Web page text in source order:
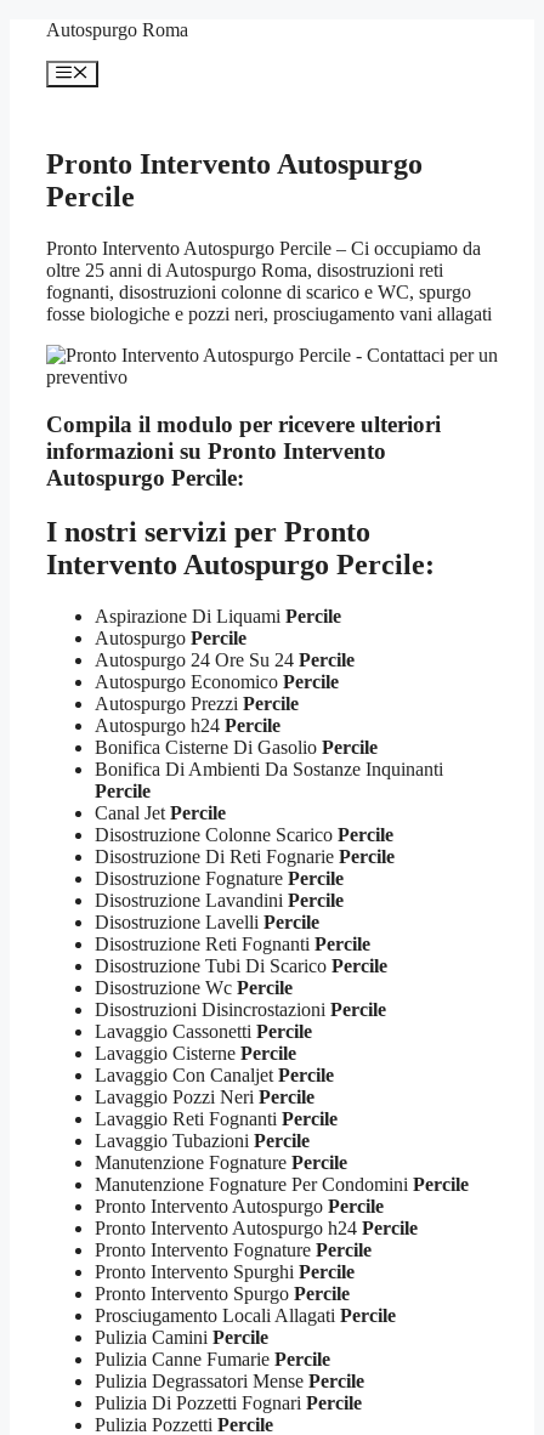
contenuto
Autospurgo Roma
Menu
Pronto Intervento Autospurgo
Percile
Pronto Intervento Autospurgo Percile – Ci occupiamo da
oltre 25 anni di Autospurgo Roma, disostruzioni reti
fognanti, disostruzioni colonne di scarico e WC, spurgo
fosse biologiche e pozzi neri, prosciugamento vani allagati
Compila il modulo per ricevere ulteriori
informazioni su Pronto Intervento
Autospurgo Percile:
I nostri servizi per Pronto
Intervento Autospurgo Percile:
Aspirazione Di Liquami Percile
Autospurgo Percile
Autospurgo 24 Ore Su 24 Percile
Autospurgo Economico Percile
Autospurgo Prezzi Percile
Autospurgo h24 Percile
Bonifica Cisterne Di Gasolio Percile
Bonifica Di Ambienti Da Sostanze Inquinanti
Percile
Canal Jet Percile
Disostruzione Colonne Scarico Percile
Disostruzione Di Reti Fognarie Percile
Disostruzione Fognature Percile
Disostruzione Lavandini Percile
Disostruzione Lavelli Percile
Disostruzione Reti Fognanti Percile
Disostruzione Tubi Di Scarico Percile
Disostruzione Wc Percile
Disostruzioni Disincrostazioni Percile
Lavaggio Cassonetti Percile
Lavaggio Cisterne Percile
Lavaggio Con Canaljet Percile
Lavaggio Pozzi Neri Percile
Lavaggio Reti Fognanti Percile
Lavaggio Tubazioni Percile
Manutenzione Fognature Percile
Manutenzione Fognature Per Condomini Percile
Pronto Intervento Autospurgo Percile
Pronto Intervento Autospurgo h24 Percile
Pronto Intervento Fognature Percile
Pronto Intervento Spurghi Percile
Pronto Intervento Spurgo Percile
Prosciugamento Locali Allagati Percile
Pulizia Camini Percile
Pulizia Canne Fumarie Percile
Pulizia Degrassatori Mense Percile
Pulizia Di Pozzetti Fognari Percile
Pulizia Pozzetti Percile